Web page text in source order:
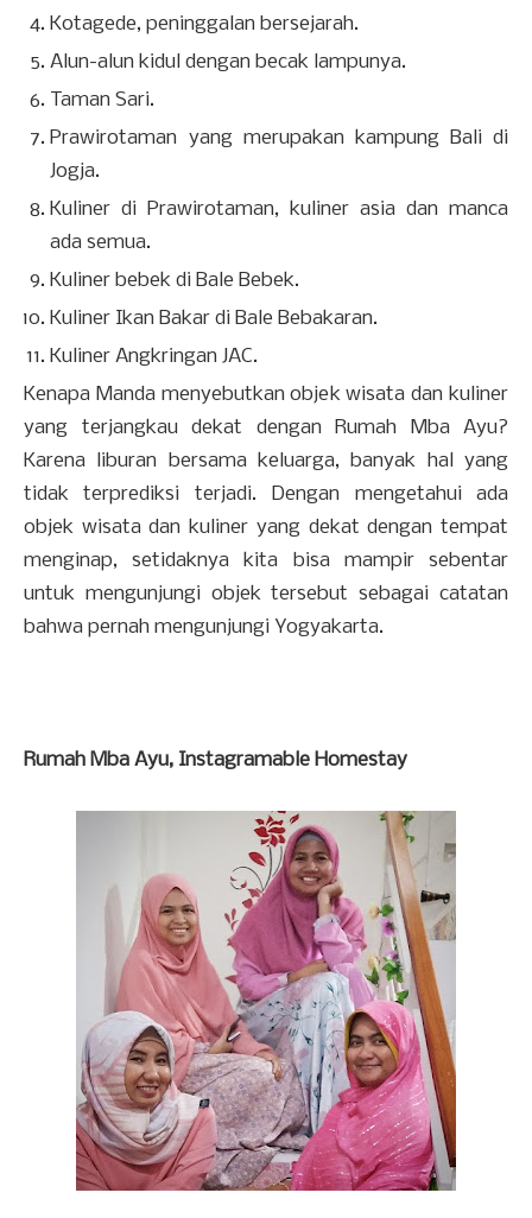
Kotagede, peninggalan bersejarah.
Alun-alun kidul dengan becak lampunya.
Taman Sari.
Prawirotaman yang merupakan kampung Bali di
Jogja.
Kuliner di Prawirotaman, kuliner asia dan manca
ada semua.
Kuliner bebek di Bale Bebek.
Kuliner Ikan Bakar di Bale Bebakaran.
Kuliner Angkringan JAC.
Kenapa Manda menyebutkan objek wisata dan kuliner
yang terjangkau dekat dengan Rumah Mba Ayu?
Karena liburan bersama keluarga, banyak hal yang
tidak terprediksi terjadi. Dengan mengetahui ada
objek wisata dan kuliner yang dekat dengan tempat
menginap, setidaknya kita bisa mampir sebentar
untuk mengunjungi objek tersebut sebagai catatan
bahwa pernah mengunjungi Yogyakarta.
Rumah Mba Ayu, Instagramable Homestay